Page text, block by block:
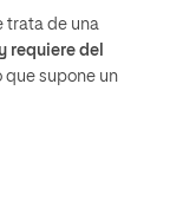
trata de una
requiere del
que supone un